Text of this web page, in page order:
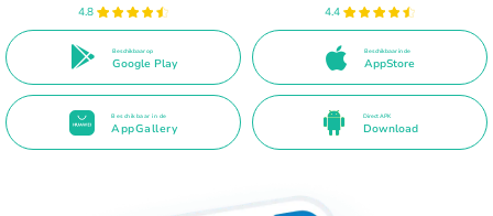
4.8
Beschikbaar op
Google Play
4.4
Beschikbaar in de
AppStore
Beschikbaar in de
AppGallery
Direct APK
Download